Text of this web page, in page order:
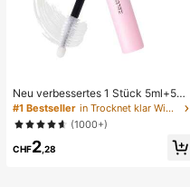
Neu verbessertes 1 Stück 5ml+5ml
Wimpernkleber, wasserfester doppe
lseitiger Wimpernkleber, verstärkt k
ünstliche Wimpern, erzeugt perfekt
es Make-up, ein Muss
#1 Bestseller
in Trocknet klar Wimpernkleber
(1000+)
CHF2 ,28